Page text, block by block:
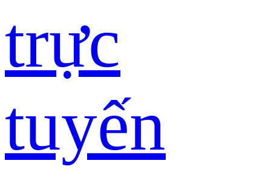
trực
tuyến